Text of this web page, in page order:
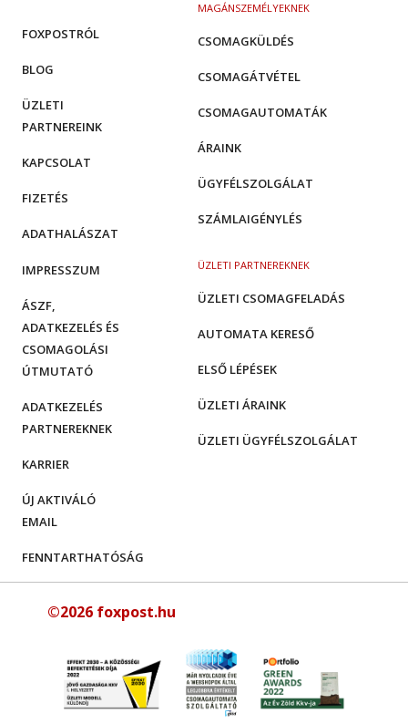
MAGÁNSZEMÉLYEKNEK
CSOMAGKÜLDÉS
CSOMAGÁTVÉTEL
CSOMAGAUTOMATÁK
ÁRAINK
ÜGYFÉLSZOLGÁLAT
SZÁMLAIGÉNYLÉS
ÜZLETI PARTNEREKNEK
ÜZLETI CSOMAGFELADÁS
AUTOMATA KERESŐ
ELSŐ LÉPÉSEK
ÜZLETI ÁRAINK
ÜZLETI ÜGYFÉLSZOLGÁLAT
FOXPOSTRÓL
BLOG
ÜZLETI
PARTNEREINK
KAPCSOLAT
FIZETÉS
ADATHALÁSZAT
IMPRESSZUM
ÁSZF,
ADATKEZELÉS ÉS
CSOMAGOLÁSI
ÚTMUTATÓ
ADATKEZELÉS
PARTNEREKNEK
KARRIER
ÚJ AKTIVÁLÓ
EMAIL
FENNTARTHATÓSÁG
©2026 foxpost.hu